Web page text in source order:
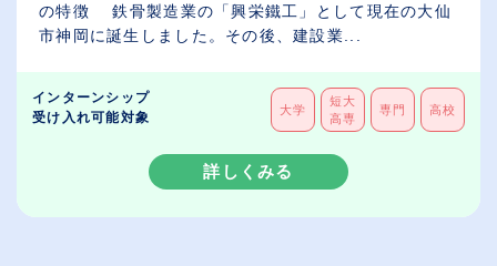
の特徴 鉄骨製造業の「興栄鐵工」として現在の大仙
市神岡に誕生しました。その後、建設業...
インターンシップ
受け入れ可能対象
大学
短大
高専
専門 高校
詳しくみる